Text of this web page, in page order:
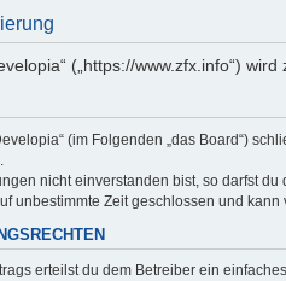
(„https://www.zfx.info“)
(im Folgenden „das Board“)
nicht einverstanden bist, so darfst
unbestimmte Zeit geschlossen und
erteilst du dem Betreiber ein